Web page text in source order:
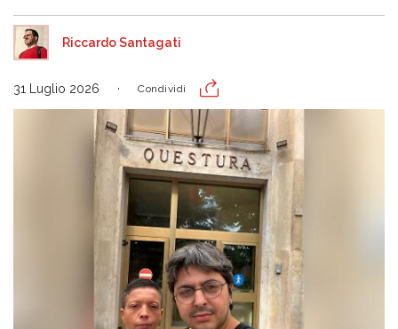
Riccardo Santagati
31 Luglio 2026 Condividi